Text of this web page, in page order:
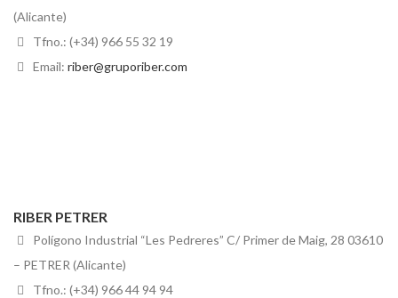
(Alicante)
Tfno.: (+34) 966 55 32 19
Email: riber@gruporiber.com
RIBER PETRER
Polígono Industrial “Les Pedreres” C/ Primer de Maig, 28 03610
– PETRER (Alicante)
Tfno.: (+34) 966 44 94 94